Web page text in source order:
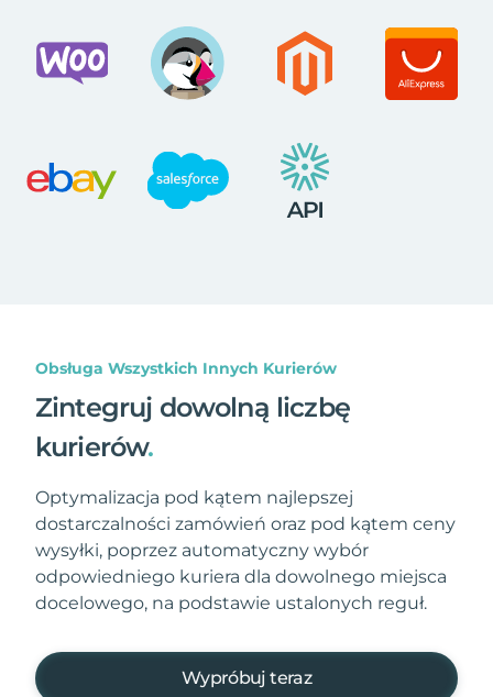
Obsługa Wszystkich Innych Kurierów
Zintegruj dowolną liczbę
kurierów.
Optymalizacja pod kątem najlepszej
dostarczalności zamówień oraz pod kątem ceny
wysyłki, poprzez automatyczny wybór
odpowiedniego kuriera dla dowolnego miejsca
docelowego, na podstawie ustalonych reguł.
Wypróbuj teraz